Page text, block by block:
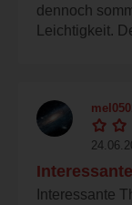
dennoch
Leichtigkeit.
Interessante